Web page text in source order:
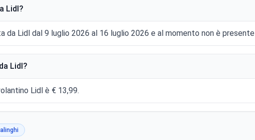
Lidl?
Lidl dal 9 luglio 2026 al 16 luglio 2026 e al momento non è
Lidl?
Lidl è € 13,99.